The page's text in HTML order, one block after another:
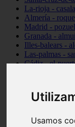
Usamos
La-rioja -
Almería -
Madrid -
Granada -
Illes-balears -
Las-palmas -
Cádiz - el-
Santa-cruz-
Cantabria -
Granada -